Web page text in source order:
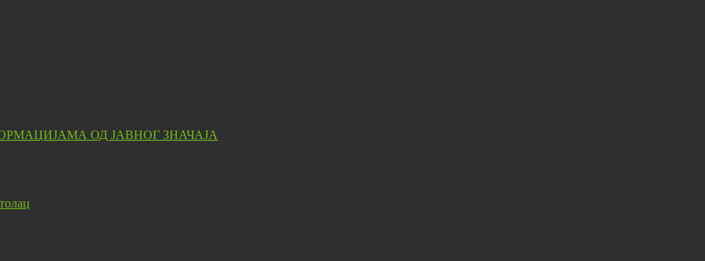
ОД ЈАВНОГ ЗНАЧАЈА